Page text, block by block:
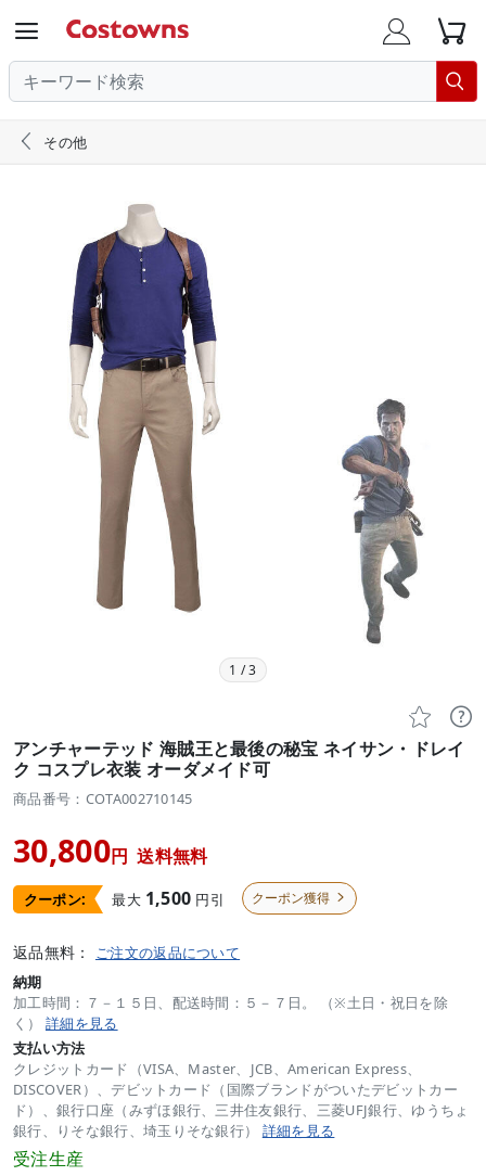
  

 その他
1 /3
 
アンチャーテッド 海賊王と最後の秘宝 ネイサン・ドレイ
ク コスプレ衣装 オーダメイド可
商品番号：COTA002710145
30,800円 送料無料
クーポン: 最大 1,500 円引 クーポン獲得 
返品無料： ご注文の返品について
納期
加工時間：７－１５日、配送時間：５－７日。 （※土日・祝日を除
く） 詳細を見る
支払い方法
クレジットカード（VISA、Master、JCB、American Express、
DISCOVER）、デビットカード（国際ブランドがついたデビットカー
ド）、銀行口座（みずほ銀行、三井住友銀行、三菱UFJ銀行、ゆうちょ
銀行、りそな銀行、埼玉りそな銀行） 詳細を見る
受注生産